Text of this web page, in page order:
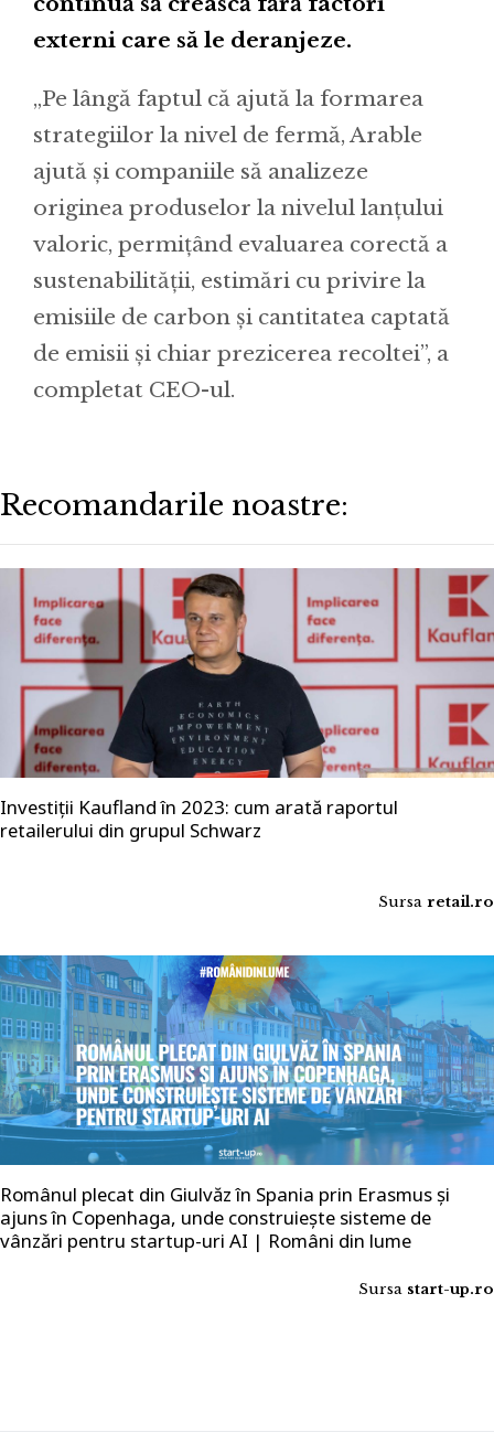
externi care să le deranjeze.
„Pe lângă faptul că ajută la formarea
strategiilor la nivel de fermă, Arable
ajută și companiile să analizeze
originea produselor la nivelul lanțului
valoric, permițând evaluarea corectă a
sustenabilității, estimări cu privire la
emisiile de carbon și cantitatea captată
de emisii și chiar prezicerea recoltei”, a
completat CEO-ul.
Recomandarile noastre:
Investiții Kaufland în 2023: cum arată raportul
retailerului din grupul Schwarz
Sursa retail.ro
Românul plecat din Giulvăz în Spania prin Erasmus și
ajuns în Copenhaga, unde construiește sisteme de
vânzări pentru startup-uri AI | Români din lume
Sursa start-up.ro